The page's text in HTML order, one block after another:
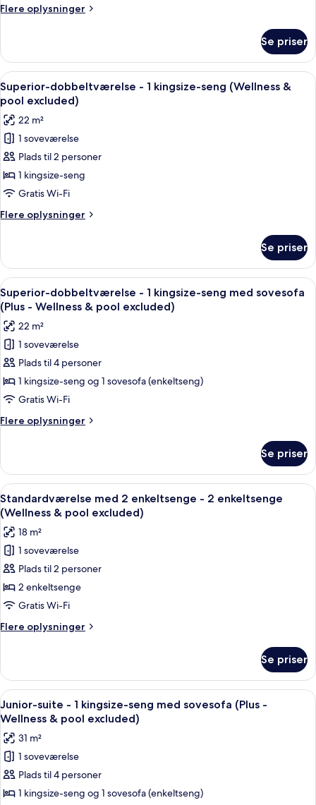
&
Flere oplysninger
Flere
(Standard
Wellness
&
pool
excluded)
Se priser
Indlæs
alle
billeder
af
Superior-
dobbeltværelse
-
1
kingsize-
seng
&
pool
excluded)
Et moderne hotelværelse med en
7
Superior-dobbeltværelse - 1 kingsize-seng (Wellness &
pool excluded)
22 m²
1 soveværelse
Plads til 2 personer
1 kingsize-seng
Gratis Wi-Fi
Flere oplysninger
Flere
dobbeltværelse
1
kingsize-
seng
(Wellness
&
pool
excluded)
Se priser
Indlæs
alle
billeder
af
Superior-
dobbeltværelse
-
1
kingsize-
seng
sovesofa
(Plus
-
Wellness
&
pool
excluded)
Et moderne hotelværelse med en
10
Superior-dobbeltværelse - 1 kingsize-seng med sovesofa
(Plus - Wellness & pool excluded)
22 m²
1 soveværelse
Plads til 4 personer
1 kingsize-seng og 1 sovesofa (enkeltseng)
Gratis Wi-Fi
Flere oplysninger
Flere
dobbeltværelse
1
kingsize-
seng
med
sovesofa
(Plus
-
Wellness
pool
excluded)
Se priser
Indlæs
alle
billeder
af
Standardværelse
med
2
enkeltsenge
-
2
(Wellness
&
pool
excluded)
Et hotelværelse med to senge, et lille
7
Standardværelse med 2 enkeltsenge - 2 enkeltsenge
(Wellness & pool excluded)
18 m²
1 soveværelse
Plads til 2 personer
2 enkeltsenge
Gratis Wi-Fi
Flere oplysninger
Flere
med
enkeltsenge
-
enkeltsenge
(Wellness
&
pool
excluded)
Se priser
Indlæs
alle
billeder
af
Junior-
suite
-
Et moderne hotelværelse med en
8
Junior-suite - 1 kingsize-seng med sovesofa (Plus -
Wellness & pool excluded)
31 m²
1 soveværelse
Plads til 4 personer
1 kingsize-seng og 1 sovesofa (enkeltseng)